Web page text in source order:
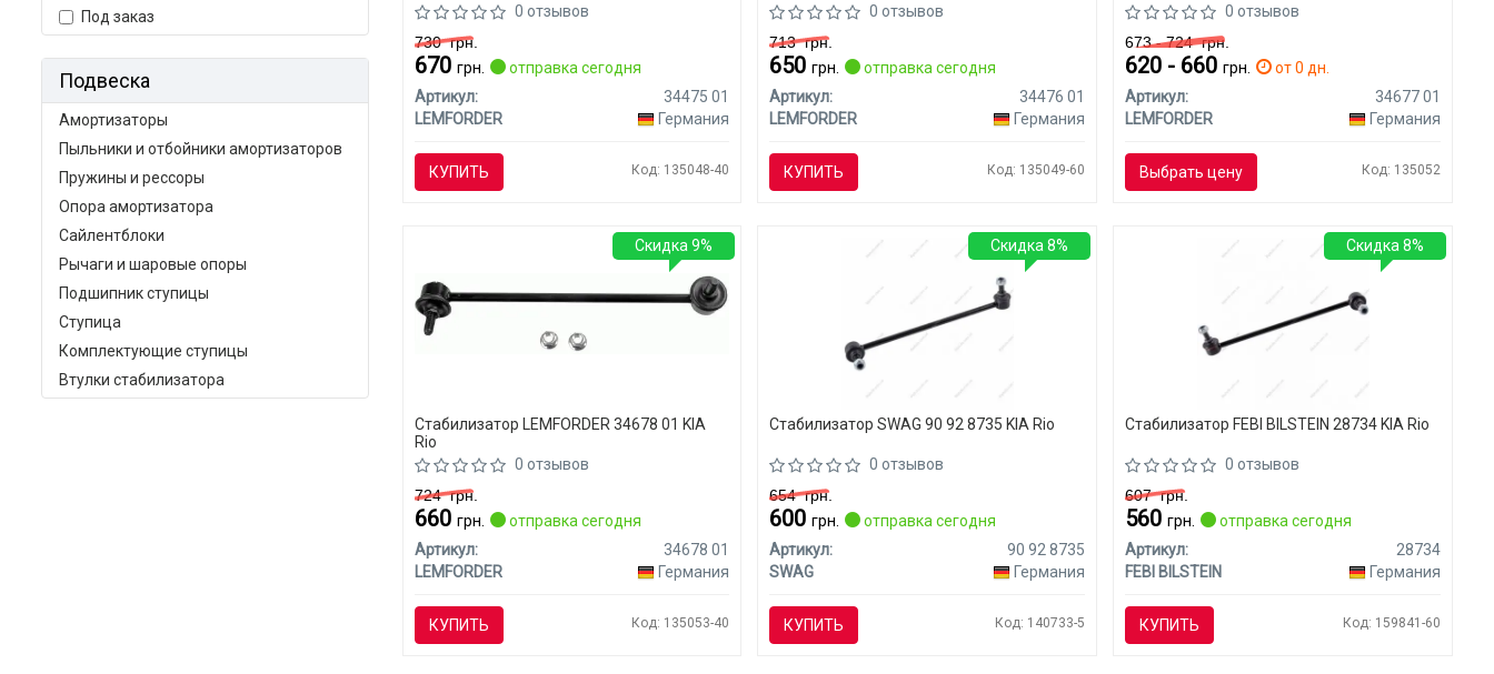
Под заказ
Подвеска
Амортизаторы
Пыльники и отбойники амортизаторов
Пружины и рессоры
Опора амортизатора
Сайлентблоки
Рычаги и шаровые опоры
Подшипник ступицы
Ступица
Комплектующие ступицы
Втулки стабилизатора
0 отзывов
730грн.
670 грн.
отправка сегодня
Артикул:
34475 01
LEMFORDER
Германия
КУПИТЬ Код: 135048-40
0 отзывов
713грн.
650грн.
отправка сегодня
Артикул:
34476 01
LEMFORDER
Германия
КУПИТЬ Код: 135049-60
0 отзывов
673 - 724грн.
620 - 660грн.
от 0 дн.
Артикул:
34677 01
LEMFORDER
Германия
Выбрать цену Код: 135052
Стабилизатор LEMFORDER 34678 01 KIA
Rio
0 отзывов
724грн.
660 грн.
отправка сегодня
Артикул:
34678 01
LEMFORDER
Германия
КУПИТЬ Код: 135053-40
Скидка 9%
Стабилизатор SWAG 90 92 8735 KIA Rio
0 отзывов
654грн.
600грн.
отправка сегодня
Артикул:
90 92 8735
SWAG
Германия
КУПИТЬ Код: 140733-5
Скидка 8%
Стабилизатор FEBI BILSTEIN 28734 KIA Rio
0 отзывов
607грн.
560грн.
отправка сегодня
Артикул:
28734
FEBI BILSTEIN
Германия
КУПИТЬ Код: 159841-60
Скидка 8%